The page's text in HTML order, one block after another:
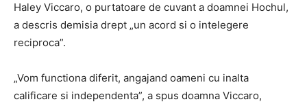
Haley Viccaro, o purtatoare de cuvant a doamnei Hochul,
a descris demisia drept „un acord si o intelegere
reciproca”.
„Vom functiona diferit, angajand oameni cu inalta
calificare si independenta”, a spus doamna Viccaro,